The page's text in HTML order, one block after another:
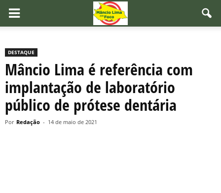
DESTAQUE
Mâncio Lima é referência com
implantação de laboratório
público de prótese dentária
Por Redação - 14 de maio de 2021